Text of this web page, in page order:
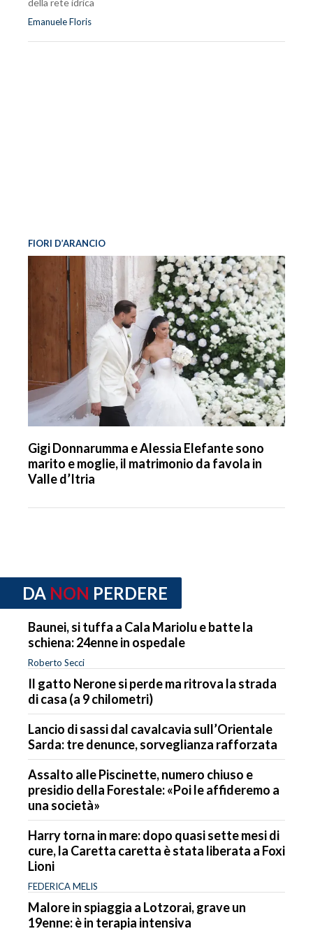
Emanuele Floris
FIORI D’ARANCIO
Gigi Donnarumma e Alessia Elefante sono
marito e moglie, il matrimonio da favola in
Valle d’Itria
DA NON PERDERE
Baunei, si tuffa a Cala Mariolu e batte la
schiena: 24enne in ospedale
Roberto Secci
Il gatto Nerone si perde ma ritrova la strada
di casa (a 9 chilometri)
Lancio di sassi dal cavalcavia sull’Orientale
Sarda: tre denunce, sorveglianza rafforzata
Assalto alle Piscinette, numero chiuso e
presidio della Forestale: «Poi le affideremo a
una società»
Harry torna in mare: dopo quasi sette mesi di
cure, la Caretta caretta è stata liberata a Foxi
Lioni
FEDERICA MELIS
Malore in spiaggia a Lotzorai, grave un
19enne: è in terapia intensiva